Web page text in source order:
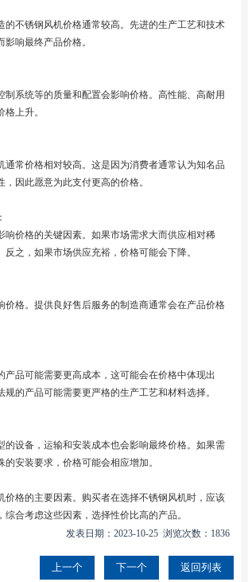
的不锈钢风机价格通常较高。先进的生产工艺和技术
响最终产品价格。
制系统等的质量和配置会影响价格。高性能、高耐用
上升。
通常价格相对较高。这是因为消费者通常认为知名品
，因此愿意为此支付更高的价格。
响价格的关键因素。如果市场需求大而供应相对稀
之，如果市场供应充裕，价格可能会下降。
价格。提供良好售后服务的制造商通常会在产品价格
产品可能需要更高成本，这可能会在价格中体现出
规的产品可能需要更严格的生产工艺和材料选择。
的设备，运输和安装成本也会影响最终价格。如果需
安装要求，价格可能会相应增加。
价格的主要因素。购买者在选择不锈钢风机时，应该
合考虑这些因素，选择性价比高的产品。
发表日期：2023-10-25 浏览次数：1836
上一个 下一个 返回列表